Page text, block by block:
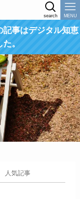
search MENU
記事はデジタル知恵
。
人気記事